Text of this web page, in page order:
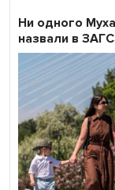
Ни одного
назвали в